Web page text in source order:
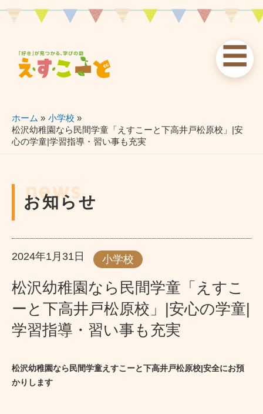
☰
お知らせ
news
えすこーと 各校案内
schools
ホーム
小学校
松沢幼稚園なら民間学童「えすこーと下高井戸松原校」|安
心の学童|学習指導・習い事も充実
news
お知らせ
2024年1月31日 小学校
松沢幼稚園なら民間学童「えすこ
ーと下高井戸松原校」|安心の学童|
学習指導・習い事も充実
松沢幼稚園なら民間学童えすこーと下高井戸松原校|安全にお預
かりします